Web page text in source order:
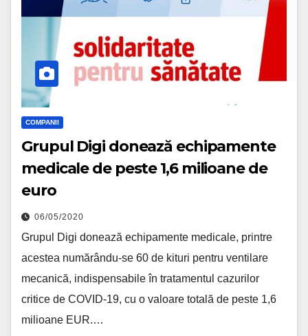
COMPANII
Grupul Digi donează echipamente
medicale de peste 1,6 milioane de
euro
06/05/2020
Grupul Digi donează echipamente medicale, printre
acestea numărându-se 60 de kituri pentru ventilare
mecanică, indispensabile în tratamentul cazurilor
critice de COVID-19, cu o valoare totală de peste 1,6
milioane EUR.…